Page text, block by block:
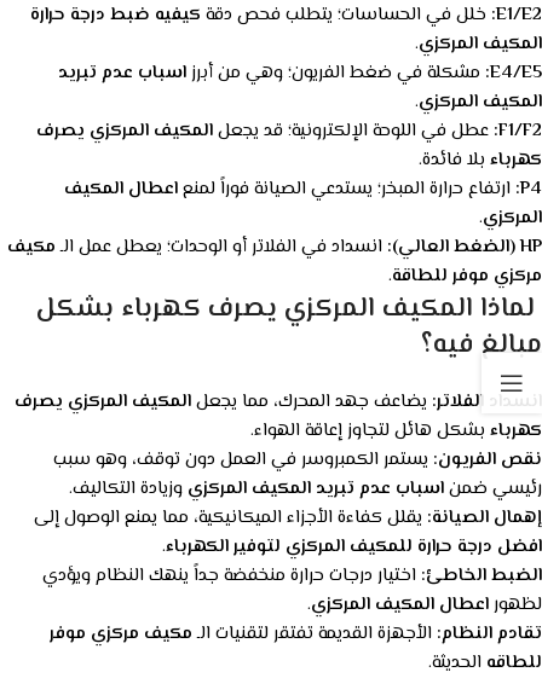
E1/E2: خلل في الحساسات؛ يتطلب فحص دقة كيفيه ضبط درجة حرارة
المكيف المركزي.
E4/E5: مشكلة في ضغط الفريون؛ وهي من أبرزاسباب عدم تبريد
المكيف المركزي.
F1/F2: عطل في اللوحة الإلكترونية؛ قد يجعلالمكيف المركزي يصرف
كهرباء بلا فائدة.
P4: ارتفاع حرارة المبخر؛ يستدعي الصيانة فوراً لمنعاعطال المكيف
المركزي.
HP (الضغط العالي):
انسداد في الفلاتر أو الوحدات؛ يعطل عمل الـمكيف
مركزي موفر للطاقة.
لماذا المكيف المركزي يصرف كهرباء بشكل
مبالغ فيه؟
انسداد الفلاتر: يضاعف جهد المحرك، مما يجعلالمكيف المركزي يصرف
كهرباء بشكل هائل لتجاوز إعاقة الهواء.
نقص الفريون: يستمر الكمبروسر في العمل دون توقف، وهو سبب
رئيسي ضمناسباب عدم تبريد المكيف المركزي وزيادة التكاليف.
إهمال الصيانة: يقلل كفاءة الأجزاء الميكانيكية، مما يمنع الوصول إلى
افضل درجة حرارة للمكيف المركزي لتوفير الكهرباء.
الضبط الخاطئ: اختيار درجات حرارة منخفضة جداً ينهك النظام ويؤدي
لظهوراعطال المكيف المركزي.
تقادم النظام: الأجهزة القديمة تفتقر لتقنيات الـمكيف مركزي موفر
للطاقه الحديثة.